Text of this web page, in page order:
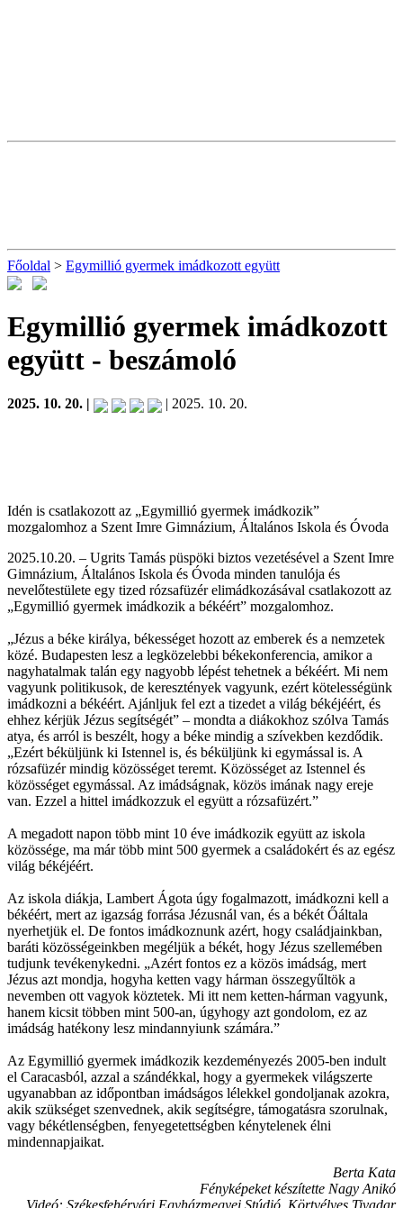
Főoldal > Egymillió gyermek imádkozott együtt
Egymillió gyermek imádkozott
együtt - beszámoló
2025. 10. 20. | | 2025. 10. 20.
Idén is csatlakozott az „Egymillió gyermek imádkozik”
mozgalomhoz a Szent Imre Gimnázium, Általános Iskola és Óvoda
2025.10.20. – Ugrits Tamás püspöki biztos vezetésével a Szent Imre
Gimnázium, Általános Iskola és Óvoda minden tanulója és
nevelőtestülete egy tized rózsafüzér elimádkozásával csatlakozott az
„Egymillió gyermek imádkozik a békéért” mozgalomhoz.
„Jézus a béke királya, békességet hozott az emberek és a nemzetek
közé. Budapesten lesz a legközelebbi békekonferencia, amikor a
nagyhatalmak talán egy nagyobb lépést tehetnek a békéért. Mi nem
vagyunk politikusok, de keresztények vagyunk, ezért kötelességünk
imádkozni a békéért. Ajánljuk fel ezt a tizedet a világ békéjéért, és
ehhez kérjük Jézus segítségét” – mondta a diákokhoz szólva Tamás
atya, és arról is beszélt, hogy a béke mindig a szívekben kezdődik.
„Ezért béküljünk ki Istennel is, és béküljünk ki egymással is. A
rózsafüzér mindig közösséget teremt. Közösséget az Istennel és
közösséget egymással. Az imádságnak, közös imának nagy ereje
van. Ezzel a hittel imádkozzuk el együtt a rózsafüzért.”
A megadott napon több mint 10 éve imádkozik együtt az iskola
közössége, ma már több mint 500 gyermek a családokért és az egész
világ békéjéért.
Az iskola diákja, Lambert Ágota úgy fogalmazott, imádkozni kell a
békéért, mert az igazság forrása Jézusnál van, és a békét Őáltala
nyerhetjük el. De fontos imádkoznunk azért, hogy családjainkban,
baráti közösségeinkben megéljük a békét, hogy Jézus szellemében
tudjunk tevékenykedni. „Azért fontos ez a közös imádság, mert
Jézus azt mondja, hogyha ketten vagy hárman összegyűltök a
nevemben ott vagyok köztetek. Mi itt nem ketten-hárman vagyunk,
hanem kicsit többen mint 500-an, úgyhogy azt gondolom, ez az
imádság hatékony lesz mindannyiunk számára.”
Az Egymillió gyermek imádkozik kezdeményezés 2005-ben indult
el Caracasból, azzal a szándékkal, hogy a gyermekek világszerte
ugyanabban az időpontban imádságos lélekkel gondoljanak azokra,
akik szükséget szenvednek, akik segítségre, támogatásra szorulnak,
vagy békétlenségben, fenyegetettségben kénytelenek élni
mindennapjaikat.
Berta Kata
Fényképeket készítette Nagy Anikó
Videó: Székesfehérvári Egyházmegyei Stúdió, Körtvélyes Tivadar